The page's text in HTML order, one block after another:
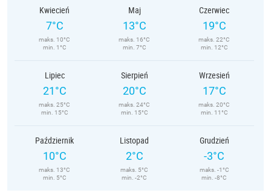
Kwiecień
7°C
maks. 10°C
min. 1°C
Maj
13°C
maks. 16°C
min. 7°C
Czerwiec
19°C
maks. 22°C
min. 12°C
Lipiec
21°C
maks. 25°C
min. 15°C
Sierpień
20°C
maks. 24°C
min. 15°C
Wrzesień
17°C
maks. 20°C
min. 11°C
Październik
10°C
maks. 13°C
min. 5°C
Listopad
2°C
maks. 5°C
min. -2°C
Grudzień
-3°C
maks. -1°C
min. -8°C